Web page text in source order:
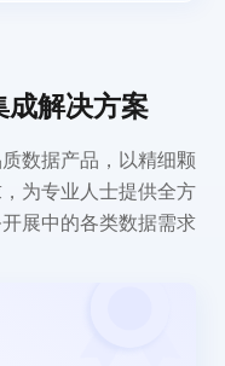
成解决方案
数据产品，以精细颗
为专业人士提供全方
展中的各类数据需求